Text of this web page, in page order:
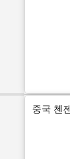
중국 첸젠